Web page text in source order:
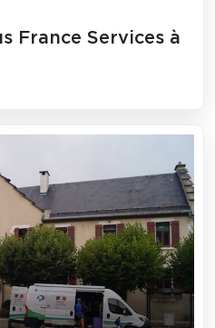
France Services à